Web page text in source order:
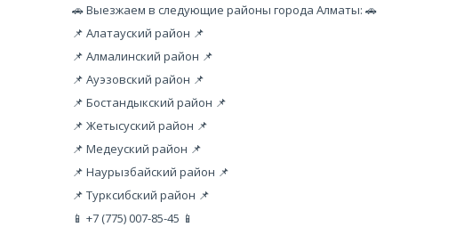
🚗 Выезжаем в следующие районы города Алматы: 🚗
📌 Алатауский район 📌
📌 Алмалинский район 📌
📌 Ауэзовский район 📌
📌 Бостандыкский район 📌
📌 Жетысуский район 📌
📌 Медеуский район 📌
📌 Наурызбайский район 📌
📌 Турксибский район 📌
📱 +7 (775) 007-85-45 📱